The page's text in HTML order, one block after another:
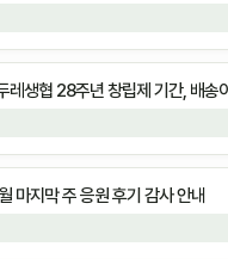
마지막 주 응원 후기 감사 안내